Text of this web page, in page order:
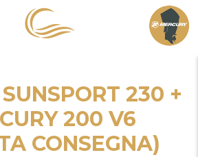
230 +
200 V6
CONSEGNA)